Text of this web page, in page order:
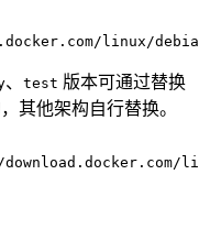
linux/
、 test 版本可通过替换
其他架构自行替换。